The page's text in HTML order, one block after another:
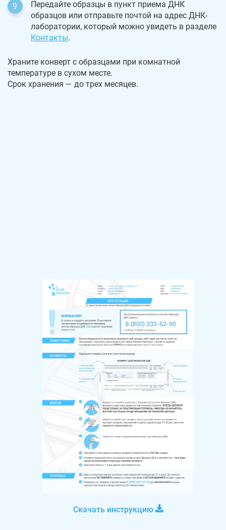
Передайте образцы в пункт приема ДНК
образцов или отправьте почтой на адрес ДНК-
лаборатории, который можно увидеть в разделе
Контакты.
Храните конверт с образцами при комнатной
температуре в сухом месте.
Срок хранения — до трех месяцев.
Скачать инструкцию